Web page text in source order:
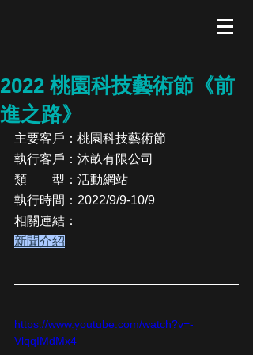
2022 桃園科技藝術節《前
進之路》
主要客戶：桃園科技藝術節
執行客戶：沐畝有限公司
類　　型：活動網站
執行時間：2022/9/9-10/9
相關連結：
新聞介紹
https://www.youtube.com/watch?v=-
VlqqIMdMx4